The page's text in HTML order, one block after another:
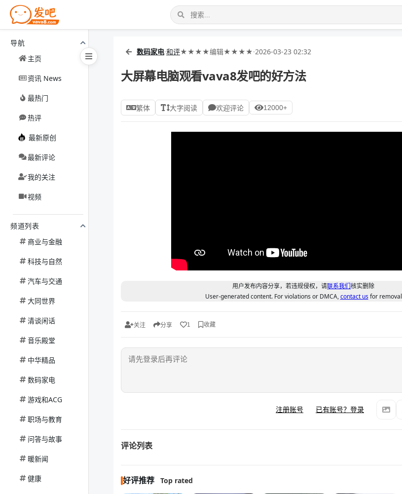
导航
主页
资讯 News
最热门
热评
最新原创
最新评论
我的关注
视频
频道列表
商业与金融
科技与自然
汽车与交通
大同世界
清谈闲话
音乐殿堂
中华精品
数码家电
游戏和ACG
职场与教育
问答与故事
暖新闻
健康
数码家电·和评★★★★编辑★★★★·2026-03-23 02:32
大屏幕电脑观看vava8发吧的好方法
繁体 大字阅读 欢迎评论 12000+
用户发布内容分享，若违规侵权，请联系我们核实删除
User-generated content. For violations or DMCA,contact usfor removal
关注 分享 1 收藏
注册账号 已有账号？登录
评论列表
好评推荐 Top rated